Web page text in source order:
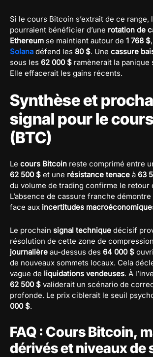
Si le cours Bitcoin s’extrait de ce range,
pourraient bénéficier d’une rotation de
Ethereum se maintient autour de 1 768 $
Solana défend les 80 $. Une cassure
sous les 62 000 $ ramènerait la
Elle effacerait les gains récents.
Synthèse et
signal pour le
(BTC)
Le cours Bitcoin reste comprimé entre
62 500 $ et une résistance tenace à 63
du volume de trading confirme le retour
L’absence de cassure franche
face aux incertitudes
Le prochain signal technique décisif
résolution de cette zone de
journalière au-dessus des 64 000 $
de nouveaux sommets locaux. Cela
vague de liquidations vendeuses. À
62 500 $ validerait un scénario de
profonde. Le prix ciblerait le seuil
000 $.
FAQ : Cours Bitcoin,
dérivés et niveaux de